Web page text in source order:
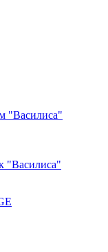
"Василиса"
"Василиса"